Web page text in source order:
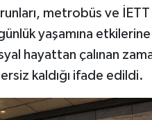
metrobüs ve İETT
yaşamına
hayattan çalınan
kaldığı ifade edildi.